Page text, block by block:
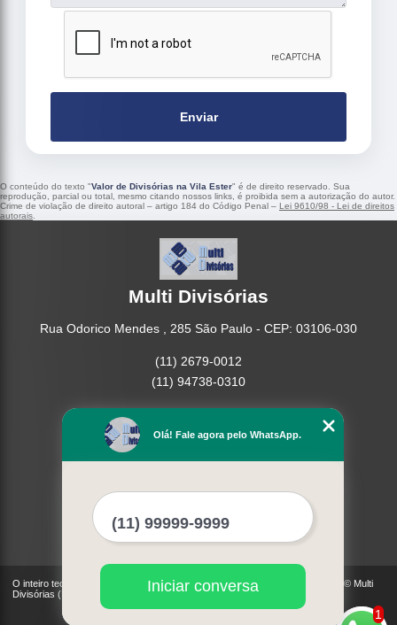
Enviar
O conteúdo do texto "Valor de Divisórias na Vila Ester" é de direito reservado. Sua
reprodução, parcial ou total, mesmo citando nossos links, é proibida sem a autorização do autor.
Crime de violação de direito autoral – artigo 184 do Código Penal – Lei 9610/98 - Lei de direitos
autorais
Multi Divisórias
Rua Odorico Mendes , 285 São Paulo - CEP: 03106-030
(11) 2679-0012
(11) 94738-0310
Empresa
Contato
Mapa do site
O inteiro teor deste site está sujeito à proteção de direitos autorais. Copyright© Multi
Divisórias (Lei 9610 de 19/02/1998)
1
Olá! Fale agora pelo WhatsApp.
Iniciar conversa